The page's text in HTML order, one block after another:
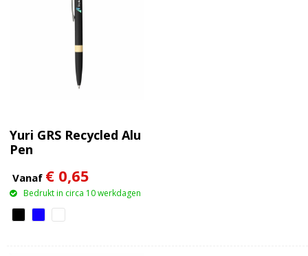
Yuri GRS Recycled Alu
Pen
Vanaf € 0,65
Bedrukt in circa 10 werkdagen